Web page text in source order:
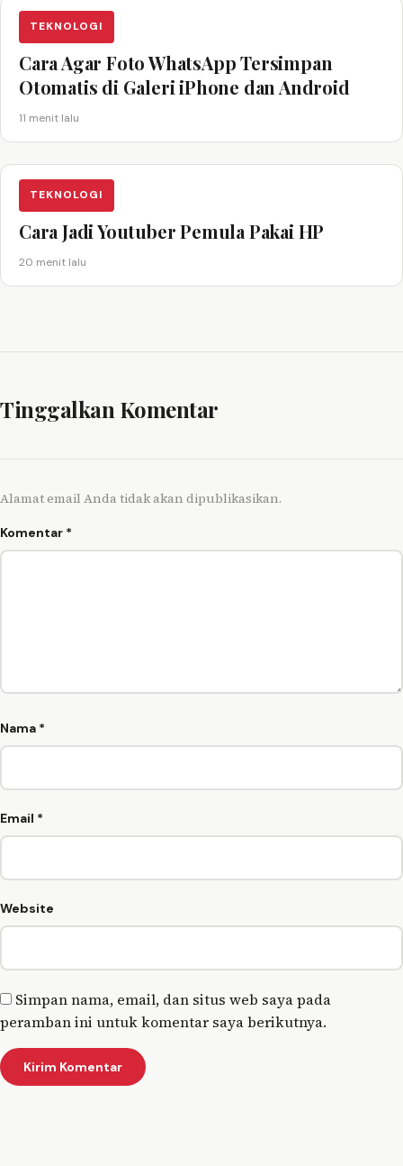
TEKNOLOGI
Cara Agar Foto WhatsApp Tersimpan
Otomatis di Galeri iPhone dan Android
11 menit lalu
TEKNOLOGI
Cara Jadi Youtuber Pemula Pakai HP
20 menit lalu
Tinggalkan Komentar
Alamat email Anda tidak akan dipublikasikan.
Komentar *
Nama *
Email *
Website
Simpan nama, email, dan situs web saya pada
peramban ini untuk komentar saya berikutnya.